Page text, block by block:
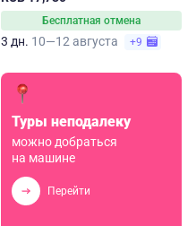
Бесплатная отмена
3 дн. 10—12 августа +9
Туры неподалеку
можно добраться
на машине
Перейти